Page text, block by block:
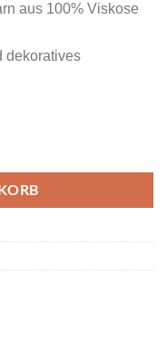
aus 100% Viskose
dekoratives